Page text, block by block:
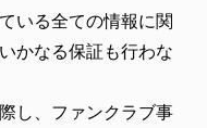
いる全ての情報に関
かなる保証も行わな
し、ファンクラブ事